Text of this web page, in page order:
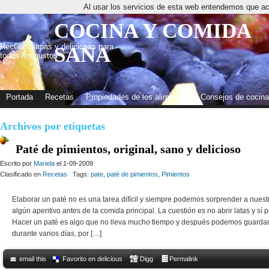
COCINA Y COMIDA
SANA
Recetas sanas y deliciosas para
todos los gustos
Portada Recetas Propiedades de los alimentos Consejos de cocina
Archivos por etiquetas
Paté de pimientos, original, sano y delicioso
Escrito por Mariela el 1-09-2009
Clasificado en Recetas Tags: pate paté de pimientos Pimientos
Elaborar un paté no es una tarea difícil y siempre podemos sorprender a
algún aperitivo antes de la comida principal. La cuestión es no abrir latas y sí
Hacer un paté es algo que no lleva mucho tiempo y después podemos
durante varios días, por […]
email this Favorito en delicious Digg Permalink
Al usar los servicios de esta web entendemos que